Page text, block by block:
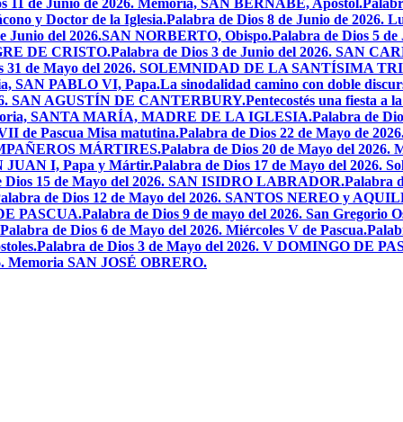
11 de Junio de 2026. Memoria, SAN BERNABÉ, Apóstol.
y Doctor de la Iglesia.Palabra de Dios 8 de Junio de 2026.
Junio del 2026.SAN NORBERTO, Obispo.Palabra de Dios 5
DE CRISTO.Palabra de Dios 3 de Junio del 2026. SAN
31 de Mayo del 2026. SOLEMNIDAD DE LA SANTÍSIMA
SAN PABLO VI, Papa.La sinodalidad camino con doble
SAN AGUSTÍN DE CANTERBURY.Pentecostés una fiesta a
SANTA MARÍA, MADRE DE LA IGLESIA.Palabra de
de Pascua Misa matutina.Palabra de Dios 22 de Mayo de
MÁRTIRES.Palabra de Dios 20 de Mayo del 2026.
JUAN I, Papa y Mártir.Palabra de Dios 17 de Mayo del 2026.
Dios 15 de Mayo del 2026. SAN ISIDRO LABRADOR.Palabra
de Dios 12 de Mayo del 2026. SANTOS NEREO y
PASCUA.Palabra de Dios 9 de mayo del 2026. San Gregorio
Palabra de Dios 6 de Mayo del 2026. Miércoles V de Pascua.
Palabra de Dios 3 de Mayo del 2026. V DOMINGO DE
Memoria SAN JOSÉ OBRERO.